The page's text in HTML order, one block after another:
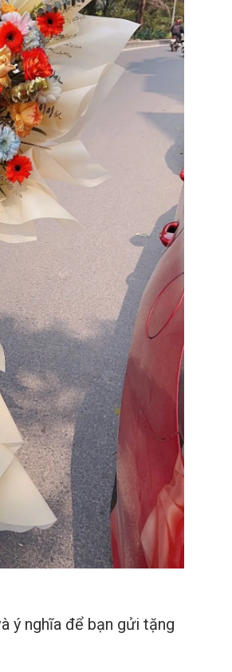
ý nghĩa để bạn gửi tặng